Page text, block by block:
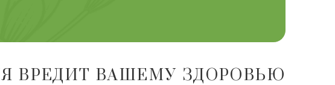
ВРЕДИТ ВАШЕМУ ЗДОРОВЬЮ